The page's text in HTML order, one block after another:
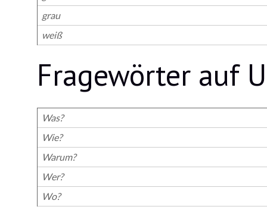
grau
weiß
Fragewörter auf
Was?
Wie?
Warum?
Wer?
Wo?